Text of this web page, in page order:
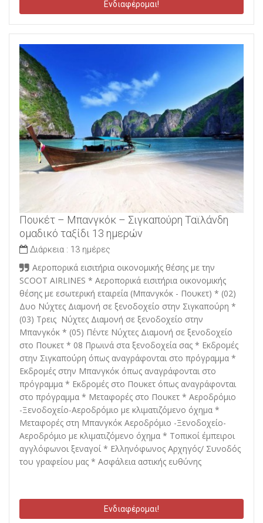
Ενδιαφέρομαι!
Πουκέτ – Μπανγκόκ – Σιγκαπούρη Ταϊλάνδη
ομαδικό ταξίδι 13 ημερών
Διάρκεια : 13 ημέρες
Αεροπορικά εισιτήρια οικονομικής θέσης με την
SCOOT AIRLINES * Αεροπορικά εισιτήρια οικονομικής
θέσης με εσωτερική εταιρεία (Μπανγκόκ - Πουκετ) * (02)
Δυο Νύχτες Διαμονή σε ξενοδοχείο στην Σιγκαπούρη *
(03) Τρεις Νύχτες Διαμονή σε ξενοδοχείο στην
Μπανγκόκ * (05) Πέντε Νύχτες Διαμονή σε ξενοδοχείο
στο Πουκετ * 08 Πρωινά στα ξενοδοχεία σας * Εκδρομές
στην Σιγκαπούρη όπως αναγράφονται στο πρόγραμμα *
Εκδρομές στην Μπανγκόκ όπως αναγράφονται στο
πρόγραμμα * Εκδρομές στο Πουκετ όπως αναγράφονται
στο πρόγραμμα * Μεταφορές στο Πουκετ * Αεροδρόμιο
-Ξενοδοχείο-Αεροδρόμιο με κλιματιζόμενο όχημα *
Μεταφορές στη Μπανγκόκ Αεροδρόμιο -Ξενοδοχείο-
Αεροδρόμιο με κλιματιζόμενο όχημα * Τοπικοί έμπειροι
αγγλόφωνοι ξεναγοί * Ελληνόφωνος Αρχηγός/ Συνοδός
του γραφείου μας * Ασφάλεια αστικής ευθύνης
Ενδιαφέρομαι!